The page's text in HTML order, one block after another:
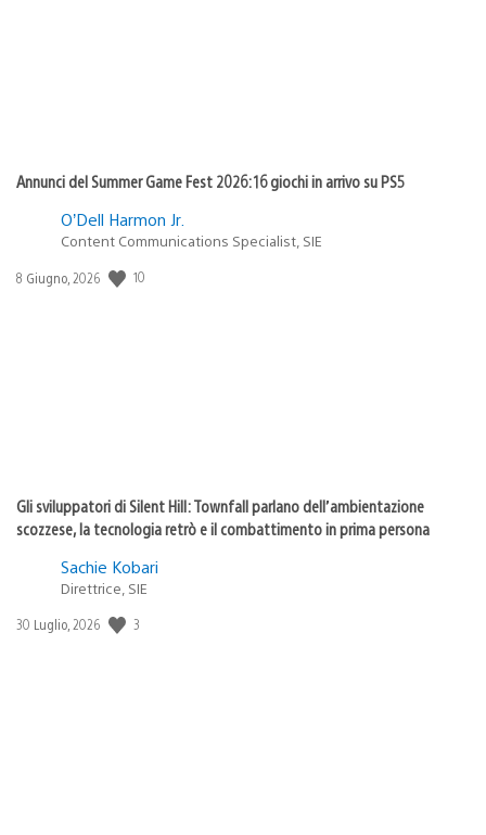
Annunci del Summer Game Fest 2026: 16 giochi in arrivo su PS5
O’Dell Harmon Jr.
Content Communications Specialist, SIE
Data
8 Giugno, 2026 10
Gli sviluppatori di Silent Hill: Townfall parlano dell’ambientazione
scozzese, la tecnologia retrò e il combattimento in prima persona
Sachie Kobari
Direttrice, SIE
Data
30 Luglio, 2026 3